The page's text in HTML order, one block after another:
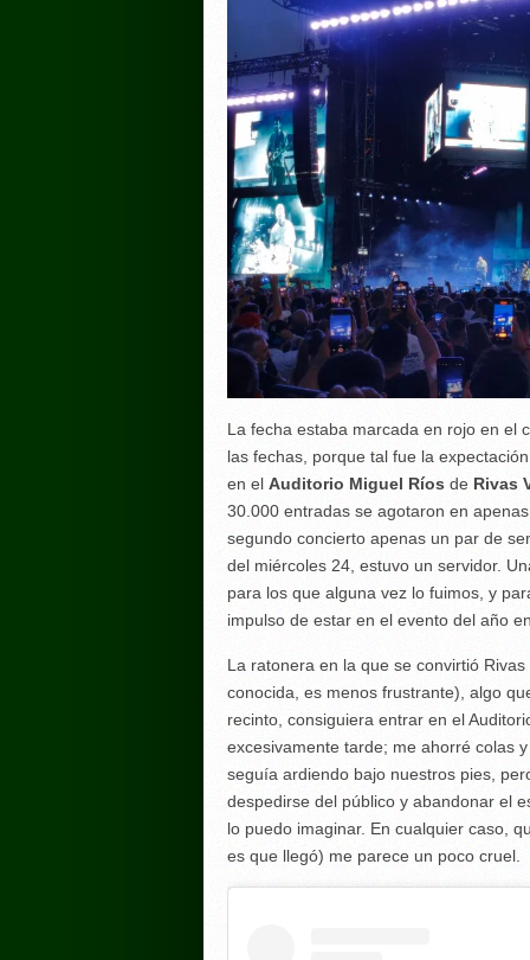
La fecha estaba marcada en rojo en el
las fechas, porque tal fue la
en el Auditorio Miguel Ríos de Rivas
30.000 entradas se agotaron en
segundo concierto apenas un par de
del miércoles 24, estuvo un servidor.
para los que alguna vez lo fuimos, y
impulso de estar en el evento del año
La ratonera en la que se convirtió
conocida, es menos frustrante), algo
recinto, consiguiera entrar en el
excesivamente tarde; me ahorré colas
seguía ardiendo bajo nuestros pies,
despedirse del público y abandonar el
lo puedo imaginar. En cualquier caso,
es que llegó) me parece un poco cruel.